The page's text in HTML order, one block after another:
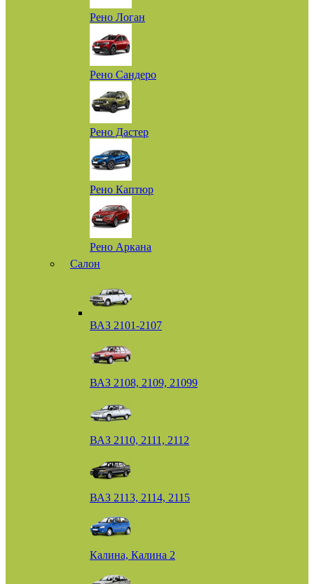
Рено Логан
Рено Сандеро
Рено Дастер
Рено Каптюр
Рено Аркана
Салон
ВАЗ 2101-2107
ВАЗ 2108, 2109, 21099
ВАЗ 2110, 2111, 2112
ВАЗ 2113, 2114, 2115
Калина, Калина 2